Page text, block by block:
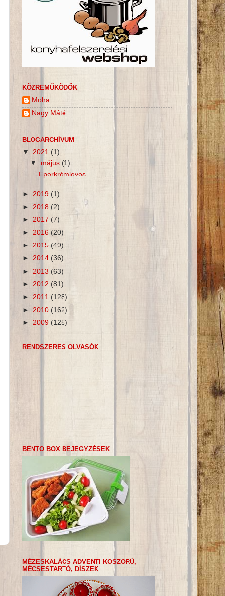
KÖZREMŰKÖDŐK
Moha
Nagy Máté
BLOGARCHÍVUM
▼ 2021 (1)
▼ május (1)
Eperkrémleves
► 2019 (1)
► 2018 (2)
► 2017 (7)
► 2016 (20)
► 2015 (49)
► 2014 (36)
► 2013 (63)
► 2012 (81)
► 2011 (128)
► 2010 (162)
► 2009 (125)
RENDSZERES OLVASÓK
BENTO BOX BEJEGYZÉSEK
MÉZESKALÁCS ADVENTI KOSZORÚ,
MÉCSESTARTÓ, DÍSZEK